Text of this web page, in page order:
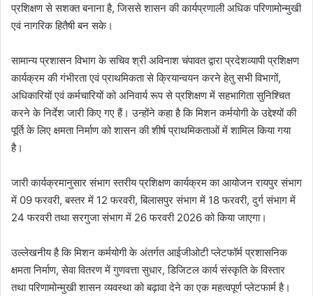
प्रशिक्षण से सशक्त बनाना है, जिससे शासन की कार्यप्रणाली अधिक परिणामोन्मुखी
एवं नागरिक हितैषी बन सके।
सामान्य प्रशासन विभाग के सचिव श्री अविनाश चंपावत द्वारा प्रदेशव्यापी प्रशिक्षण
कार्यक्रम की गंभीरता एवं प्राथमिकता से क्रियान्वयन करने हेतु सभी विभागों,
अधिकारियों एवं कर्मचारियों को अनिवार्य रूप से प्रशिक्षण में सहभागिता सुनिश्चित
करने के निर्देश जारी किए गए हैं। उन्होंने कहा है कि मिशन कर्मयोगी के उद्देश्यों की
पूर्ति के लिए क्षमता निर्माण को शासन की शीर्ष प्राथमिकताओं में शामिल किया गया
है।
जारी कार्यक्रमानुसार संभाग स्तरीय प्रशिक्षण कार्यक्रम का आयोजन रायपुर संभाग
में 09 फरवरी, बस्तर में 12 फरवरी, बिलासपुर संभाग में 18 फरवरी, दुर्ग संभाग में
24 फरवरी तथा सरगुजा संभाग में 26 फरवरी 2026 को किया जाएगा।
उल्लेखनीय है कि मिशन कर्मयोगी के अंतर्गत आईजीओटी प्लेटफॉर्म प्रशासनिक
क्षमता निर्माण, सेवा वितरण में गुणवत्ता सुधार, डिजिटल कार्य संस्कृति के विस्तार
तथा परिणामोन्मुखी शासन व्यवस्था को बढ़ावा देने का एक महत्वपूर्ण प्लेटफार्म है।